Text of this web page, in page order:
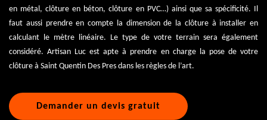
en métal, clôture en béton, clôture en PVC…) ainsi que sa spécificité. Il
faut aussi prendre en compte la dimension de la clôture à installer en
calculant le mètre linéaire. Le type de votre terrain sera également
considéré. Artisan Luc est apte à prendre en charge la pose de votre
clôture à Saint Quentin Des Pres dans les règles de l’art.
Demander un devis gratuit